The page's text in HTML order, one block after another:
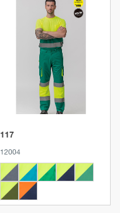
Produkt anzeigen
117
12004